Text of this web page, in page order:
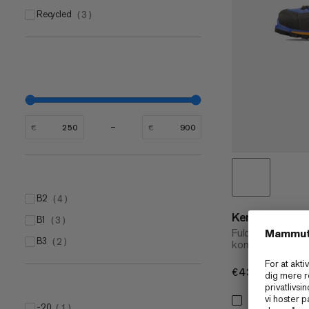
Recycled ( 3 )
€ €
B2 ( 4 )
B1 ( 3 )
B3 ( 2 )
Kento
Fuldt udstyrede
kompatible med
€430 €430